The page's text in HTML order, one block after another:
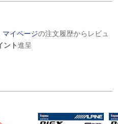
マイページの注文履歴からレビュ
ント進呈